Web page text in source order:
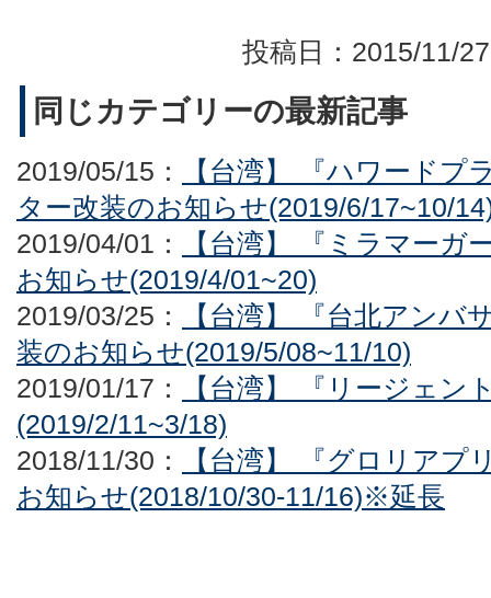
投稿日：2015/
同じカテゴリーの最新記事
2019/05/15：
【台湾】 『ハワードプ
ター改装のお知らせ(2019/6/17~10/
2019/04/01：
【台湾】 『ミラマーガ
お知らせ(2019/4/01~20)
2019/03/25：
【台湾】 『台北アンバ
装のお知らせ(2019/5/08~11/10)
2019/01/17：
【台湾】 『リージェン
(2019/2/11~3/18)
2018/11/30：
【台湾】 『グロリアプ
お知らせ(2018/10/30-11/16)※延長